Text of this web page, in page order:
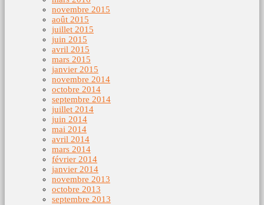
novembre 2015
août 2015
juillet 2015
juin 2015
avril 2015
mars 2015
janvier 2015
novembre 2014
octobre 2014
septembre 2014
juillet 2014
juin 2014
mai 2014
avril 2014
mars 2014
février 2014
janvier 2014
novembre 2013
octobre 2013
septembre 2013